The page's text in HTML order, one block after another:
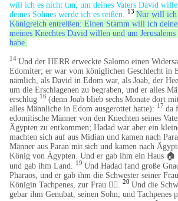
will ich es nicht tun, um deines Vaters David
deines Sohnes werde ich es reißen.
13Nur will ich
Königreich entreißen: Einen Stamm will ich
meines Knechtes David willen und um
habe.
14Und der HERR erweckte Salomo einen
Edomiter; er war vom königlichen Geschlecht in
nämlich, als David in Edom war, als Joab, der
um die Erschlagenen zu begraben, und er alles
erschlug 16 (denn Joab blieb sechs Monate dort
alles Männliche in Edom ausgerottet hatte): 17 da
edomitische Männer von den Knechten seines
Ägypten zu entkommen; Hadad war aber ein
machten sich auf aus Midian und kamen nach
Männer aus Paran mit sich und kamen nach
König von Ägypten. Und er gab ihm ein Haus 🏠
und gab ihm Land.
19Und Hadad fand große
Pharaos, und er gab ihm die Schwester seiner
Königin Tachpenes, zur Frau 🧍‍♀️.20Und die
gebar ihm Genubat, seinen Sohn; und Tachpenes